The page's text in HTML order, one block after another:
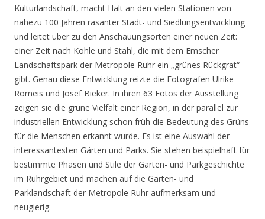
Kulturlandschaft, macht Halt an den vielen Stationen von
nahezu 100 Jahren rasanter Stadt- und Siedlungsentwicklung
und leitet über zu den Anschauungsorten einer neuen Zeit:
einer Zeit nach Kohle und Stahl, die mit dem Emscher
Landschaftspark der Metropole Ruhr ein „grünes Rückgrat“
gibt. Genau diese Entwicklung reizte die Fotografen Ulrike
Romeis und Josef Bieker. In ihren 63 Fotos der Ausstellung
zeigen sie die grüne Vielfalt einer Region, in der parallel zur
industriellen Entwicklung schon früh die Bedeutung des Grüns
für die Menschen erkannt wurde. Es ist eine Auswahl der
interessantesten Gärten und Parks. Sie stehen beispielhaft für
bestimmte Phasen und Stile der Garten- und Parkgeschichte
im Ruhrgebiet und machen auf die Garten- und
Parklandschaft der Metropole Ruhr aufmerksam und
neugierig.